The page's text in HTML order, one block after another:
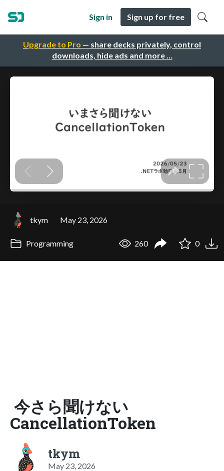
Upgrade to Pro — share decks privately, control
downloads, hide ads and more …
Sign in Sign up for free
tkym May 23, 2026
Programming 260 0
今さら聞けない
CancellationToken
tkym
May 23, 2026